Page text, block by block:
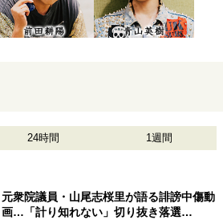
24時間 1週間
元衆院議員・山尾志桜里が語る誹謗中傷動
画…「計り知れない」切り抜き落選…